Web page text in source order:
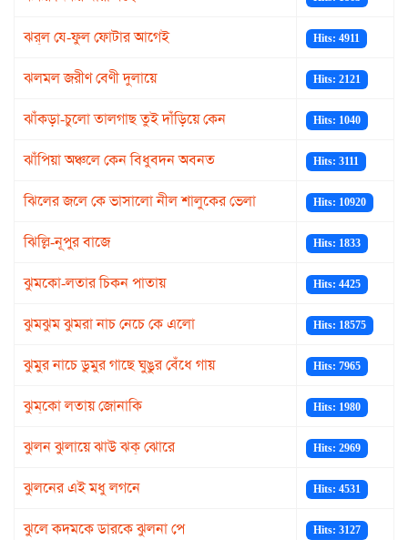
ঝর্‌ল যে-ফুল ফোটার আগেই Hits: 4911
ঝলমল জরীণ বেণী দুলায়ে Hits: 2121
ঝাঁকড়া-চুলো তালগাছ তুই দাঁড়িয়ে কেন Hits: 1040
ঝাঁপিয়া অঞ্চলে কেন বিধুবদন অবনত Hits: 3111
ঝিলের জলে কে ভাসালো নীল শালুকের ভেলা Hits: 10920
ঝিল্লি-নূপুর বাজে Hits: 1833
ঝুমকো-লতার চিকন পাতায় Hits: 4425
ঝুমঝুম ঝুমরা নাচ নেচে কে এলো Hits: 18575
ঝুমুর নাচে ডুমুর গাছে ঘুঙুর বেঁধে গায় Hits: 7965
ঝুম্‌কো লতায় জোনাকি Hits: 1980
ঝুলন ঝুলায়ে ঝাউ ঝক্‌ ঝোরে Hits: 2969
ঝুলনের এই মধু লগনে Hits: 4531
ঝুলে কদমকে ডারকে ঝুলনা পে Hits: 3127